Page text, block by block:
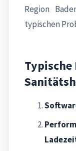
Region
typischen
Typische